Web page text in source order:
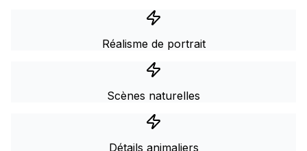
Réalisme de portrait
Scènes naturelles
Détails animaliers